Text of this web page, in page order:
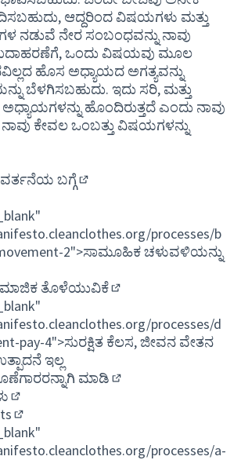
ಆದ್ದರಿಂದ ವಿಷಯಗಳು ಮತ್ತು
ನಡುವೆ ನೇರ ಸಂಬಂಧವನ್ನು ನಾವು
ಉದಾಹರಣೆಗೆ, ಒಂದು ವಿಷಯವು ಮೂಲ
ಹೊಸ ಅಧ್ಯಾಯದ ಅಗತ್ಯವನ್ನು
ಬೆಳಗಿಸಬಹುದು. ಇದು ಸರಿ, ಮತ್ತು
ಹೊಂದಿರುತ್ತದೆ ಎಂದು ನಾವು
ನಾವು ಕೇವಲ ಒಂಬತ್ತು ವಿಷಯಗಳನ್ನು
ಬಗ್ಗೆ
(Opens in new tab)
in new tab)
processes/b
2">ಸಾಮೂಹಿಕ ಚಳುವಳಿಯನ್ನು
ತೊಳೆಯುವಿಕೆ
processes/d
pay-4">ಸುರಕ್ಷಿತ ಕೆಲಸ, ಜೀವನ ವೇತನ
ಇಲ್ಲ
ಮಾಡಿ
(Opens in new tab)
(Opens in new tab)
processes/a-